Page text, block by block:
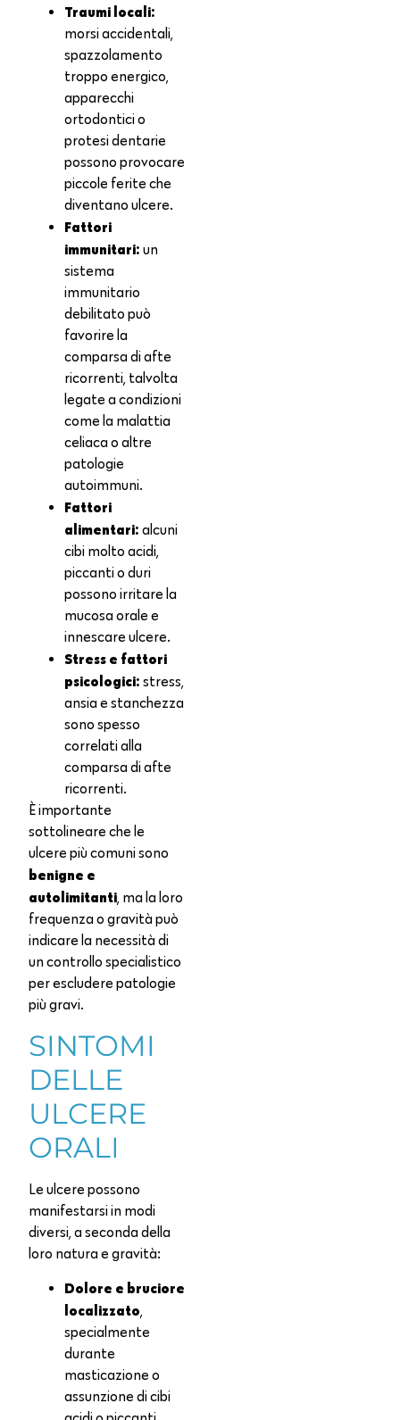
Traumi locali:
morsi accidentali,
spazzolamento
troppo energico,
apparecchi
ortodontici o
protesi dentarie
possono provocare
piccole ferite che
diventano ulcere.
Fattori
immunitari: un
sistema
immunitario
debilitato può
favorire la
comparsa di afte
ricorrenti, talvolta
legate a condizioni
come la malattia
celiaca o altre
patologie
autoimmuni.
Fattori
alimentari: alcuni
cibi molto acidi,
piccanti o duri
possono irritare la
mucosa orale e
innescare ulcere.
Stress e fattori
psicologici: stress,
ansia e stanchezza
sono spesso
correlati alla
comparsa di afte
ricorrenti.
È importante
sottolineare che le
ulcere più comuni sono
benigne e
autolimitanti, ma la loro
frequenza o gravità può
indicare la necessità di
un controllo specialistico
per escludere patologie
più gravi.
SINTOMI
DELLE
ULCERE
ORALI
Le ulcere possono
manifestarsi in modi
diversi, a seconda della
loro natura e gravità:
Dolore e bruciore
localizzato,
specialmente
durante
masticazione o
assunzione di cibi